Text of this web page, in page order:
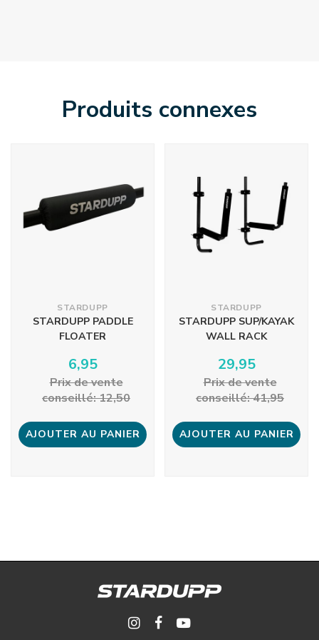
Produits connexes
STARDUPP
STARDUPP PADDLE
FLOATER
6,95
Prix ​​de vente
conseillé: 12,50
AJOUTER AU PANIER
STARDUPP
STARDUPP SUP/KAYAK
WALL RACK
29,95
Prix ​​de vente
conseillé: 41,95
AJOUTER AU PANIER